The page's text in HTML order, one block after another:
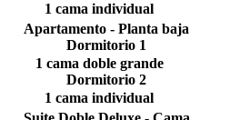
1 cama individual
Apartamento - Planta baja
Dormitorio 1
1 cama doble grande
Dormitorio 2
1 cama individual